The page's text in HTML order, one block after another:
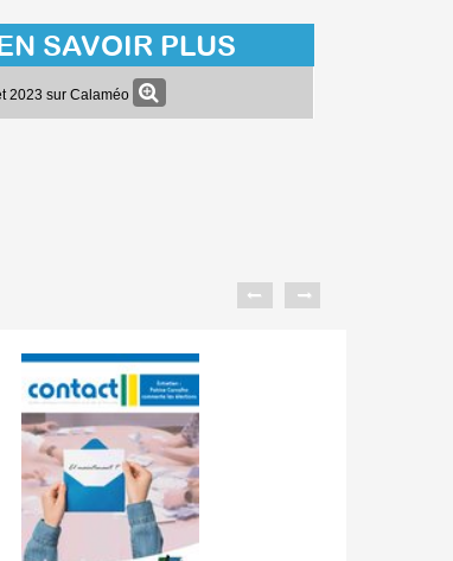
SAVOIR PLUS
2023 sur Calaméo